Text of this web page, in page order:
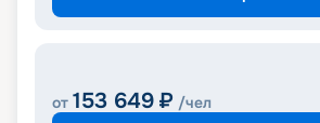
от 153 649 ₽ /чел